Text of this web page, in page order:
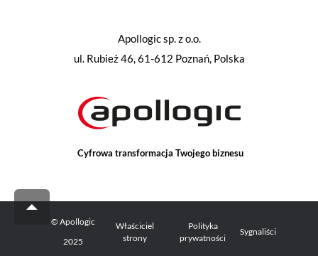
Cyfrowa transformacja Twojego biznesu
Apollogic sp. z o.o.
ul. Rubież 46, 61-612 Poznań, Polska
© Apollogic
2025
Właściciel
strony
Polityka
prywatności
Sygnaliści